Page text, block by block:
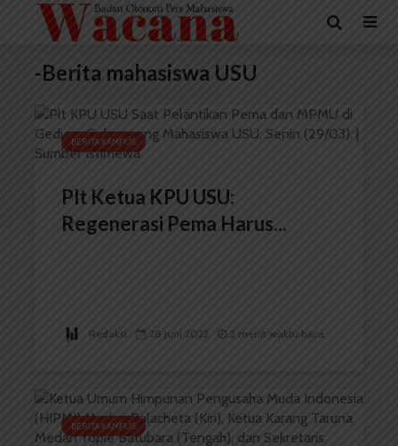
-Berita mahasiswa USU
BERITA KAMPUS
Plt Ketua KPU USU:
Regenerasi Pema Harus...
Redaksi 28 Juni 2022 2 menit waktu baca
BERITA KAMPUS